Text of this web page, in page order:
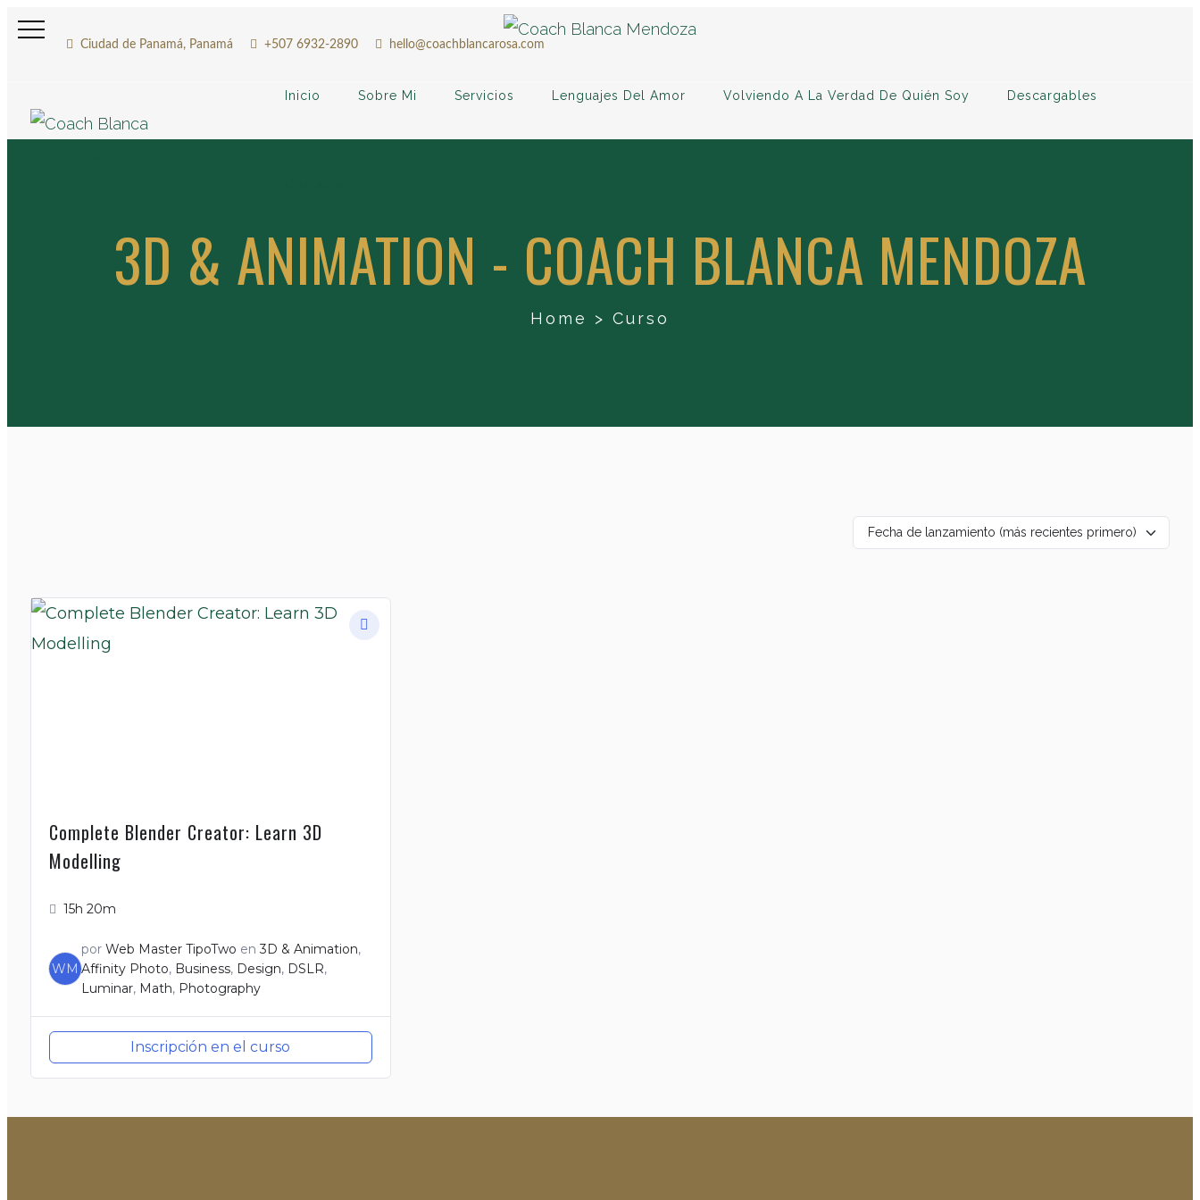
Ciudad de Panamá, Panamá +507 6932-2890 hello@coachblancarosa.com
Inicio Sobre Mi Servicios Lenguajes Del Amor Volviendo A La Verdad De Quién Soy Descargables
3D & ANIMATION - COACH BLANCA MENDOZA
Home > Curso
Complete Blender Creator: Learn 3D
Modelling
15h 20m
WM
por Web Master TipoTwo en3D & Animation,
Affinity Photo, Business, Design, DSLR,
Luminar, Math, Photography
Inscripción en el curso